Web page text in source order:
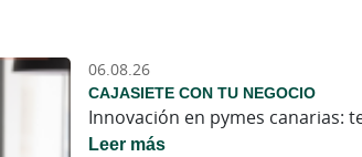
06.08.26
CAJASIETE CON TU NEGOCIO
Innovación en pymes canarias:
Leer más